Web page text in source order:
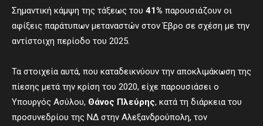
Σημαντική κάμψη της τάξεως του 41% παρουσιάζουν οι
αφίξεις παράτυπων μεταναστών στον Έβρο σε σχέση με την
αντίστοιχη περίοδο του 2025.
Τα στοιχεία αυτά, που καταδεικνύουν την αποκλιμάκωση της
πίεσης μετά την κρίση του 2020, είχε παρουσιάσει ο
Υπουργός Ασύλου, Θάνος Πλεύρης, κατά τη διάρκεια του
προσυνεδρίου της ΝΔ στην Αλεξανδρούπολη, τον